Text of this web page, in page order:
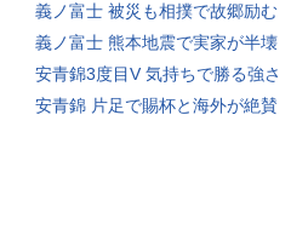
義ノ富士 被災も相撲で故郷励む
義ノ富士 熊本地震で実家が半壊
安青錦3度目V 気持ちで勝る強さ
安青錦 片足で賜杯と海外が絶賛